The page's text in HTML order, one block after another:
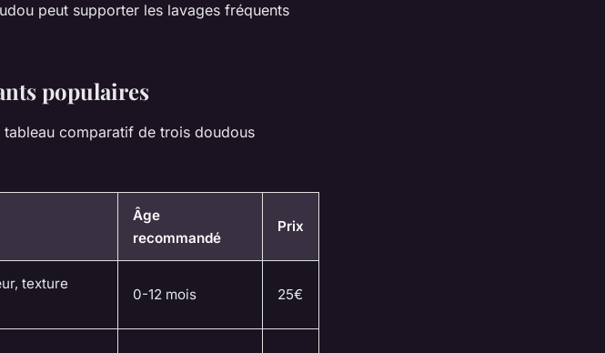
peut supporter les lavages fréquents
populaires
comparatif de trois doudous
Âge
recommandé
Prix
texture
0-12 mois 25€